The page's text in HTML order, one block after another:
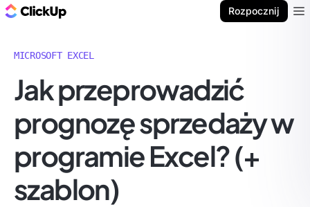
Rozpocznij
MICROSOFT EXCEL
Jak przeprowadzić
prognozę sprzedaży w
programie Excel? (+
szablon)